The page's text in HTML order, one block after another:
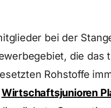
bei der
die das
Rohstoffe
Wirtschaftsjunioren